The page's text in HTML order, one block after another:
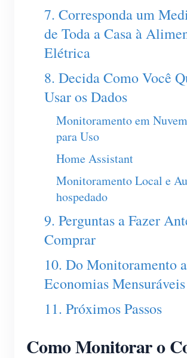
7. Corresponda um
de Toda a Casa à
Elétrica
8. Decida Como Você
Usar os Dados
Monitoramento em
para Uso
Home Assistant
Monitoramento Local e
hospedado
9. Perguntas a Fazer
Comprar
10. Do Monitoramento a
Economias Mensuráveis
11. Próximos Passos
Como Monitorar o